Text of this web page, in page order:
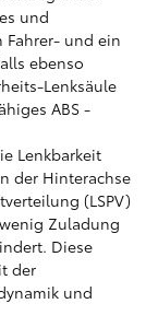
und
Fahrer- und ein
ebenso
Lenksäule
ABS -
Lenkbarkeit
der Hinterachse
(LSPV)
Zuladung
Diese
der
und